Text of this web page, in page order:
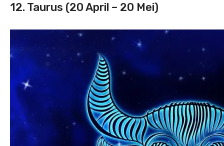
12. Taurus (20 April – 20 Mei)